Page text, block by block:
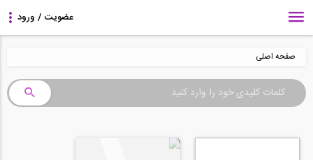
صفحه اصلی